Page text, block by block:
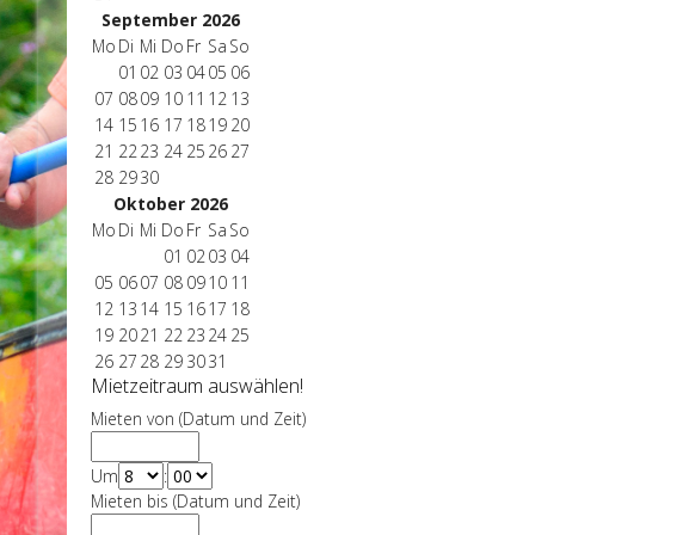
September 2026
Mo Di Mi Do Fr Sa So
01 02 03 0405 06
07 0809 10 11 12 13
14 15 16 17 1819 20
21 2223 24 25 26 27
28 2930
Oktober 2026
Mo Di Mi Do Fr Sa So
01 0203 04
05 0607 08 0910 11
12 13 14 15 1617 18
19 2021 22 23 24 25
26 27 28 29 3031
Mietzeitraum auswählen!
Mieten von (Datum und Zeit)
Um
:
Mieten bis (Datum und Zeit)